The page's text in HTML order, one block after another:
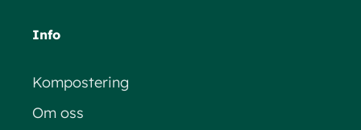
Info
Kompostering
Om oss